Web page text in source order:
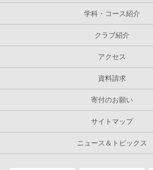
学科・コース紹介
クラブ紹介
アクセス
資料請求
寄付のお願い
サイトマップ
ニュース＆トピックス